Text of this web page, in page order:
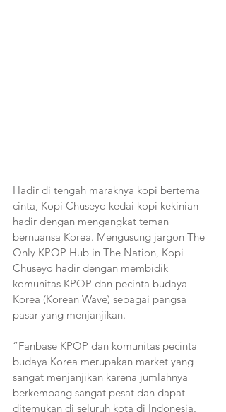
Hadir di tengah maraknya kopi bertema
cinta, Kopi Chuseyo kedai kopi kekinian
hadir dengan mengangkat teman
bernuansa Korea. Mengusung jargon The
Only KPOP Hub in The Nation, Kopi
Chuseyo hadir dengan membidik
komunitas KPOP dan pecinta budaya
Korea (Korean Wave) sebagai pangsa
pasar yang menjanjikan.
“Fanbase KPOP dan komunitas pecinta
budaya Korea merupakan market yang
sangat menjanjikan karena jumlahnya
berkembang sangat pesat dan dapat
ditemukan di seluruh kota di Indonesia.